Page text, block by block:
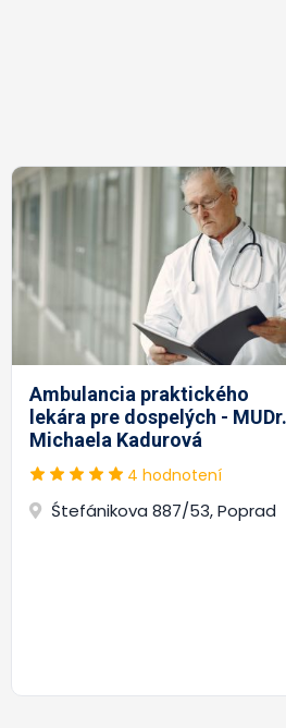
Ambulancia praktického
lekára pre dospelých - MUDr.
Michaela Kadurová
4 hodnotení
Śtefánikova 887/53, Poprad